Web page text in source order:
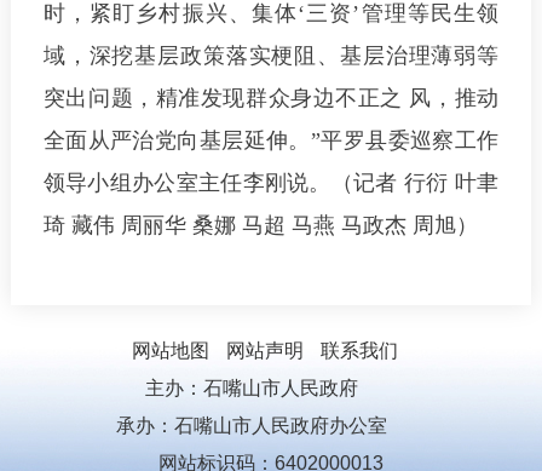
时，紧盯乡村振兴、集体‘三资’管理等民生领
域，深挖基层政策落实梗阻、基层治理薄弱等
突出问题，精准发现群众身边不正之 风，推动
全面从严治党向基层延伸。”平罗县委巡察工作
领导小组办公室主任李刚说。（记者 行衍 叶聿
琦 藏伟 周丽华 桑娜 马超 马燕 马政杰 周旭）
网站地图 网站声明
联系我们
主办：石嘴山市人民政府
承办：石嘴山市人民政府办公室
网站标识码：6402000013